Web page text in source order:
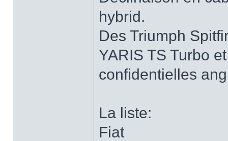
hybrid.
Des Triumph
YARIS TS Turbo
confidentielles
La liste:
Fiat